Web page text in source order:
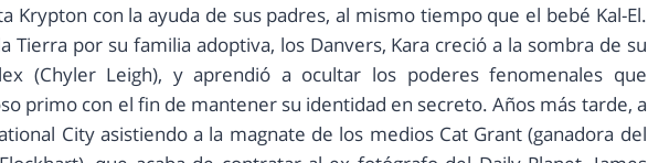
Krypton con la ayuda de sus padres, al mismo tiempo que el bebé Kal-El.
Tierra por su familia adoptiva, los Danvers, Kara creció a la sombra de su
(Chyler Leigh), y aprendió a ocultar los poderes fenomenales que
primo con el fin de mantener su identidad en secreto. Años más tarde, a
City asistiendo a la magnate de los medios Cat Grant (ganadora del